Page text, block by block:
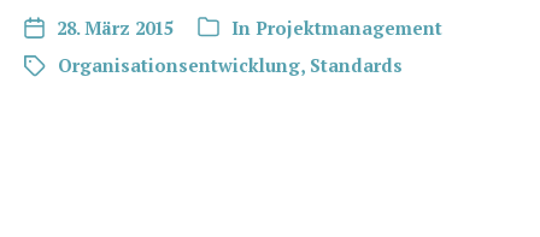
28. März 2015 In Projektmanagement
Organisationsentwicklung, Standards